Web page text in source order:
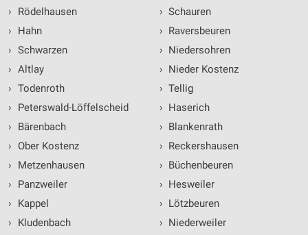
›
Rödelhausen
›
Hahn
› Schwarzen
› Altlay
› Todenroth
›
Peterswald-Löffelscheid
›
Bärenbach
›
Ober Kostenz
›
Metzenhausen
›
Panzweiler
›
Kappel
›
Kludenbach
› Schauren
› Raversbeuren
› Niedersohren
› Nieder Kostenz
› Tellig
› Haserich
› Blankenrath
› Reckershausen
› Büchenbeuren
› Hesweiler
› Lötzbeuren
› Niederweiler
Messung der Performance von Inhalten
Analyse von Zielgruppen durch Statistiken oder
Kombinationen von Daten aus verschiedenen
Entwicklung und Verbesserung der Angebote
Inhalten
IAB-Besonderheiten:
Verwendung genauer Standortdaten
Geräte anhand von aktiv angeforderten
Informationen identifizieren